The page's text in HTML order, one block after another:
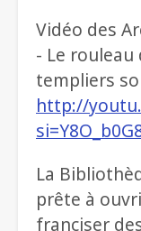
Vidéo des
- Le
templiers
http://
La
prête à
franciser